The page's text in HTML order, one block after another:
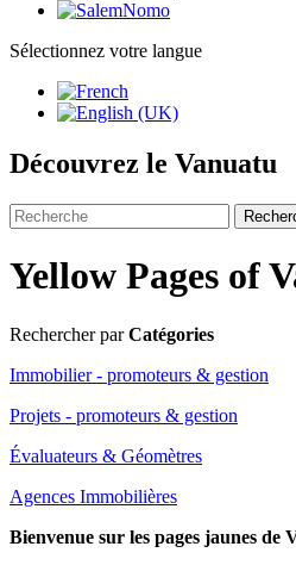
Sélectionnez votre langue
Découvrez le Vanuatu
Yellow Pages of
Rechercher parCatégories
Immobilier - promoteurs & gestion
Projets - promoteurs & gestion
Évaluateurs & Géomètres
Agences Immobilières
Bienvenue sur les pages jaunes de